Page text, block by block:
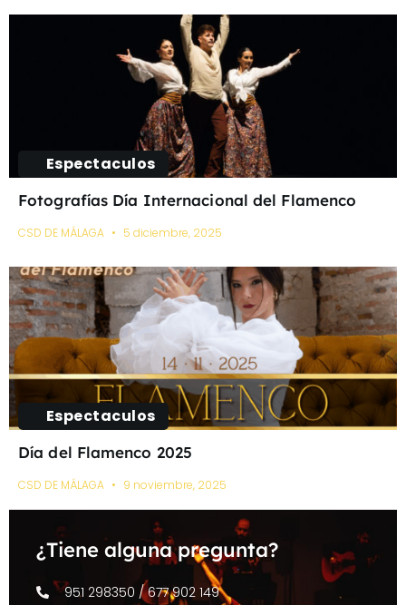
Espectaculos
Fotografías Día Internacional del Flamenco
CSD DE MÁLAGA 5 diciembre, 2025
Espectaculos
Día del Flamenco 2025
CSD DE MÁLAGA 9 noviembre, 2025
¿Tiene alguna pregunta?
951 298350 / 677 902 149